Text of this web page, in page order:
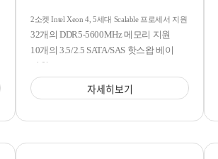
2소켓 Intel Xeon 4, 5세대 Scalable 프로세서 지원
32개의 DDR5-5600MHz 메모리 지원
10개의 3.5/2.5 SATA/SAS 핫스왑 베이
지원
자세히보기